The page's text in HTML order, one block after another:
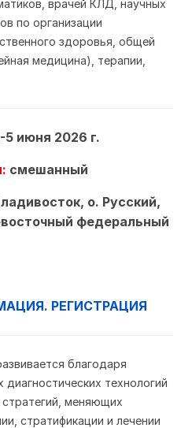
врачей КЛД, научных
по организации
здоровья, общей
медицина), терапии,
5 июня 2026 г.
смешанный
о. Русский,
федеральный
РЕГИСТРАЦИЯ
благодаря
технологий
меняющих
стратификации и лечении